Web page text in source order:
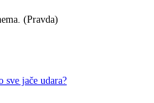
(Pravda)